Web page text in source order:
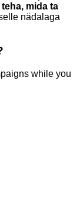
mida ta
nädalaga
while you